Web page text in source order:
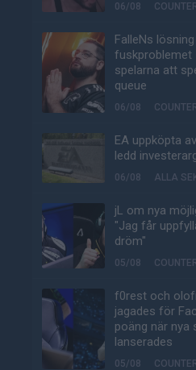
06/08
FalleNs
fuskproblemet
spelarna att
queue
06/08
EA uppköpta
ledd
06/08 ALLA
jL om nya
"Jag får
dröm"
05/08
f0rest och
jagades för
poäng när nya
lanserades
05/08